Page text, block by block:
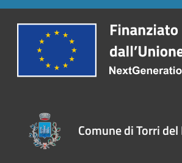
Comune di Torri del